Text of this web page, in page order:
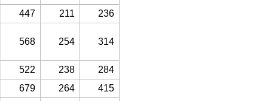
447 211 236
568 254 314
522 238
284
679 264
415